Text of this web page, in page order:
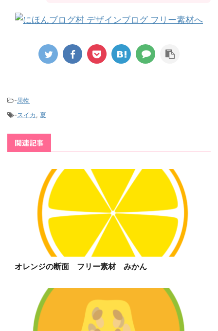
-果物
-スイカ, 夏
関連記事
オレンジの断面 フリー素材 みかん